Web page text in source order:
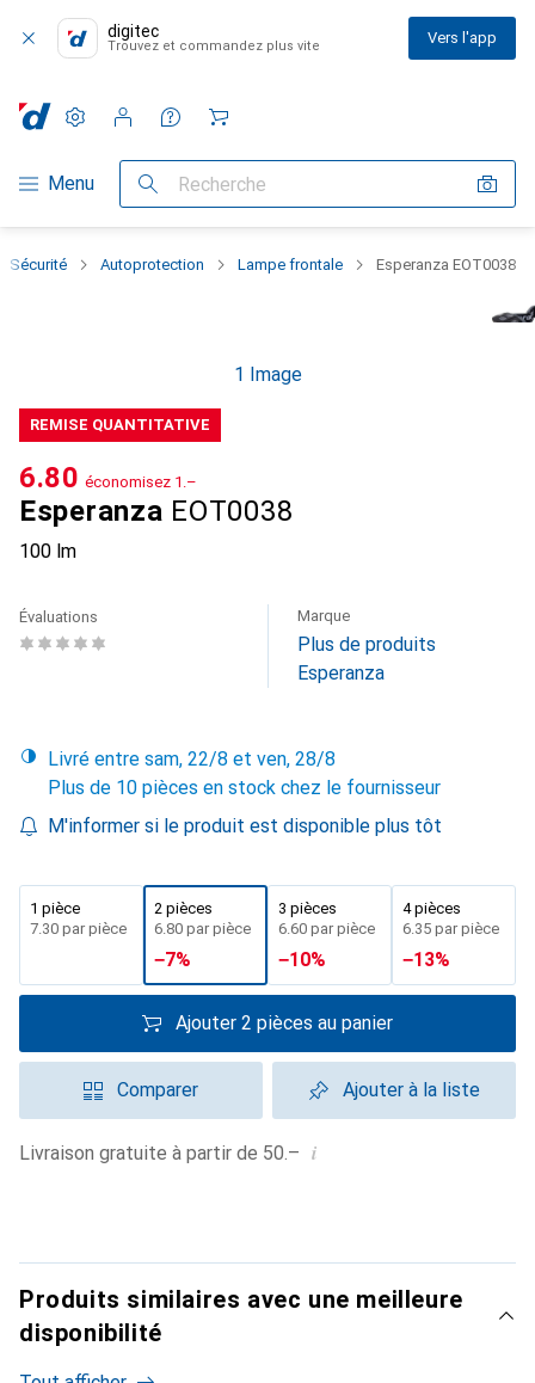
digitec
Trouvez et commandez plus vite Vers l'app
Navigation par catégorie
Menu Recherche
Paramètres
Compte client
Listes de comparaison
Listes d'envies
Panier
Sécurité Autoprotection Lampe frontale Esperanza EOT0038
1 Image
REMISE QUANTITATIVE
Esperanza EOT0038
100 lm
CHF
6.80 économisez CHF
1.–
Évaluations Marque
Plus de produits
Esperanza
Livré entre sam, 22/8 et ven, 28/8
Plus de 10 pièces en stock chez le fournisseur
M'informer si le produit est disponible plus tôt
1 pièce
CHF
7.30 par pièce
2 pièces
CHF
6.80 par pièce
−7%
3 pièces
CHF
6.60 par pièce
−10%
4 pièces
CHF
6.35 par pièce
−13%
Ajouter 2 pièces au panier
Comparer Ajouter à la liste
Livraison gratuite à partir de 50.– i
Produits similaires avec une meilleure
disponibilité